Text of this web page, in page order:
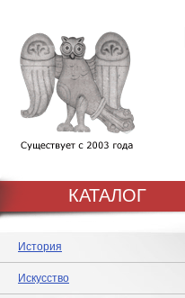
КАТАЛОГ
История
Искусство